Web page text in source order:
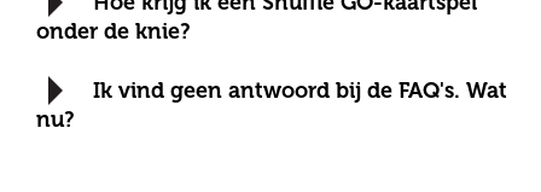
onder de knie?
Ik vind geen antwoord bij de FAQ's. Wat
nu?